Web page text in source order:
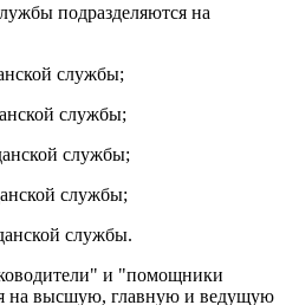
подразделяются на
службы;
службы;
службы;
службы;
службы.
и "помощники
на высшую, главную и ведущую